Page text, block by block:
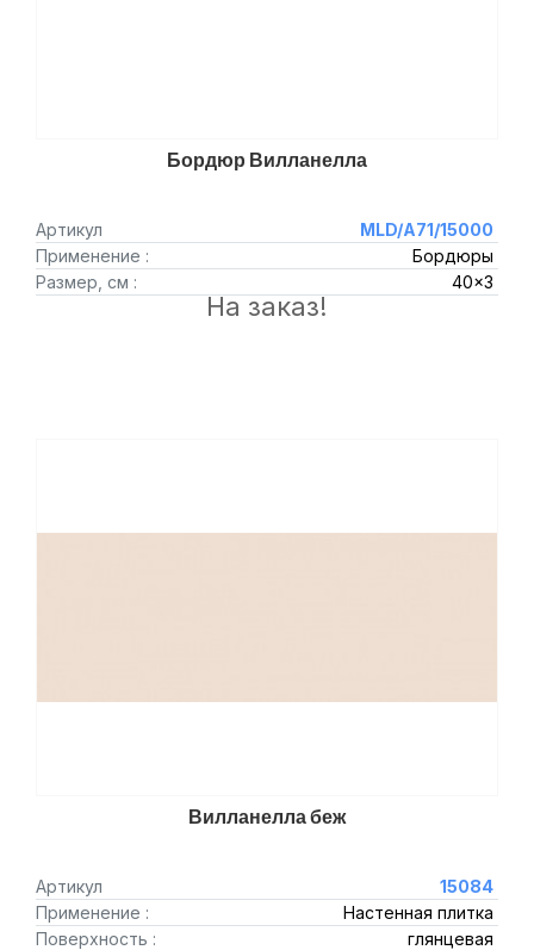
Бордюр Вилланелла
Артикул
MLD/A71/15000
Применение :
Бордюры
Размер, см :
40x3
На заказ!
Вилланелла беж
Артикул
15084
Применение :
Настенная плитка
Поверхность :
глянцевая